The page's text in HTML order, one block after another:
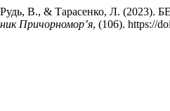
Рудь, В., & Тарасенко, Л.
Причорномор’я, (106). https://